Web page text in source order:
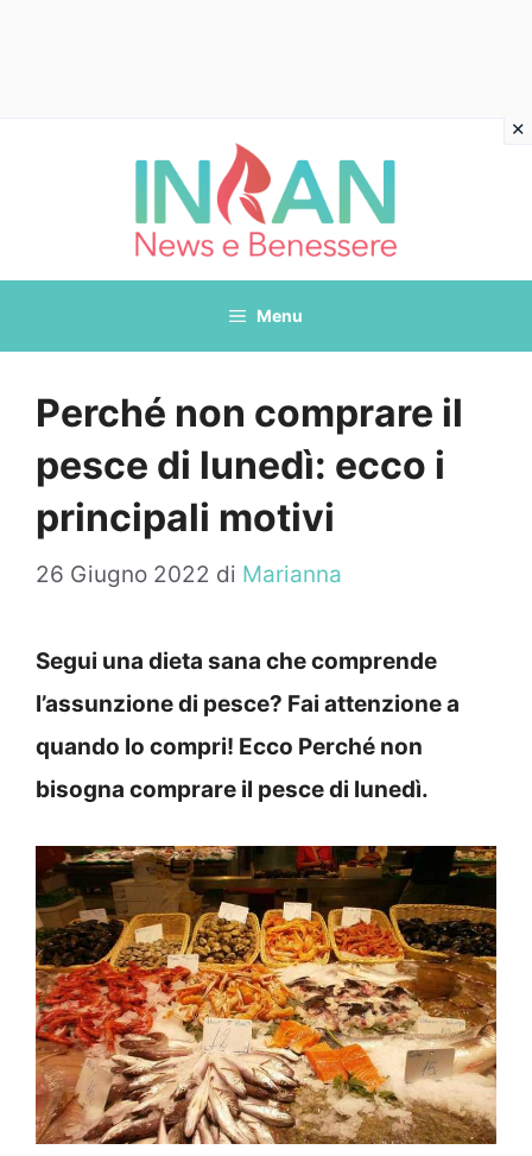
Menu
Perché non comprare il
pesce di lunedì: ecco i
principali motivi
26 Giugno 2022 di Marianna
Segui una dieta sana che comprende
l’assunzione di pesce? Fai attenzione a
quando lo compri! Ecco Perché non
bisogna comprare il pesce di lunedì.